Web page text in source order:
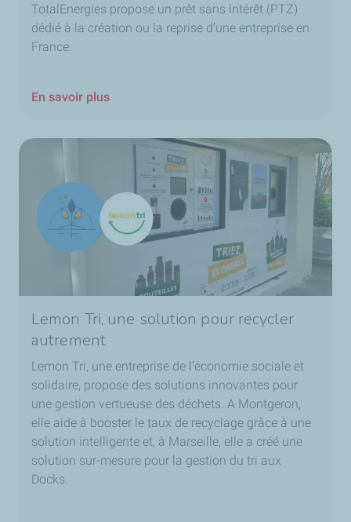
TotalEnergies propose un prêt sans intérêt (PTZ)
dédié à la création ou la reprise d’une entreprise en
France.
En savoir plus
Lemon Tri, une solution pour recycler
autrement
Lemon Tri, une entreprise de l’économie sociale et
solidaire, propose des solutions innovantes pour
une gestion vertueuse des déchets. A Montgeron,
elle aide à booster le taux de recyclage grâce à une
solution intelligente et, à Marseille, elle a créé une
solution sur-mesure pour la gestion du tri aux
Docks.